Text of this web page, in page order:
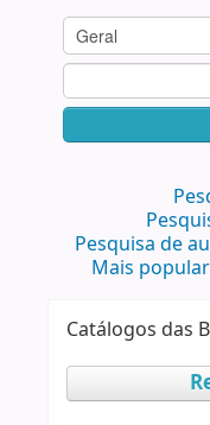
Pesquisa de
Mais popular
Catálogos das